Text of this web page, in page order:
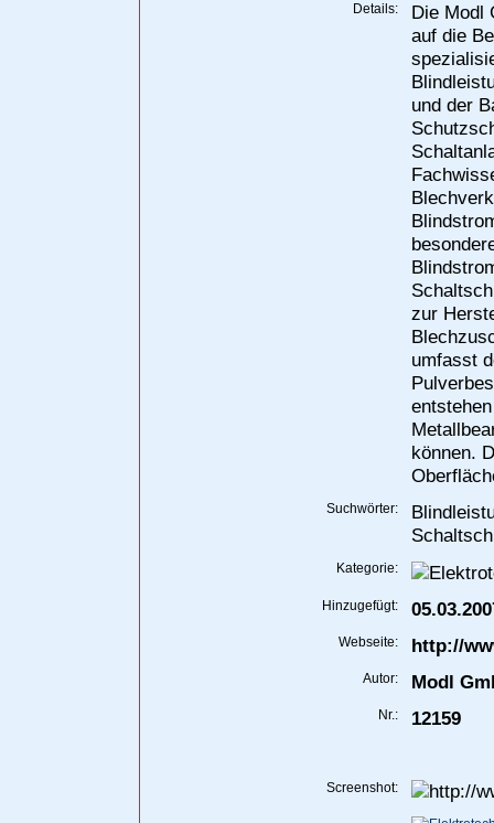
Details:
Die Modl
auf die
und der
zur
umfasst
können.
Suchwörter:
Kategorie:
Hinzugefügt:
Webseite: http://
Autor: Modl
Nr.: 12159
Screenshot: